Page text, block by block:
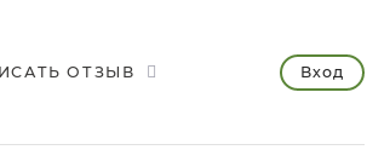
ОТЗЫВ Вход